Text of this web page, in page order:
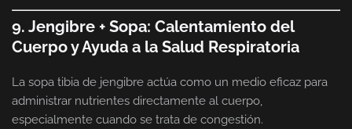
9. Jengibre + Sopa: Calentamiento del
Cuerpo y Ayuda a la Salud Respiratoria
La sopa tibia de jengibre actúa como un medio eficaz para
administrar nutrientes directamente al cuerpo,
especialmente cuando se trata de congestión.